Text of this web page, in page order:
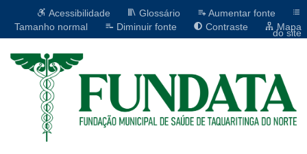
Acessibilidade Glossário
Aumentar fonte
Tamanho normal
Diminuir fonte Contraste Mapa
do site